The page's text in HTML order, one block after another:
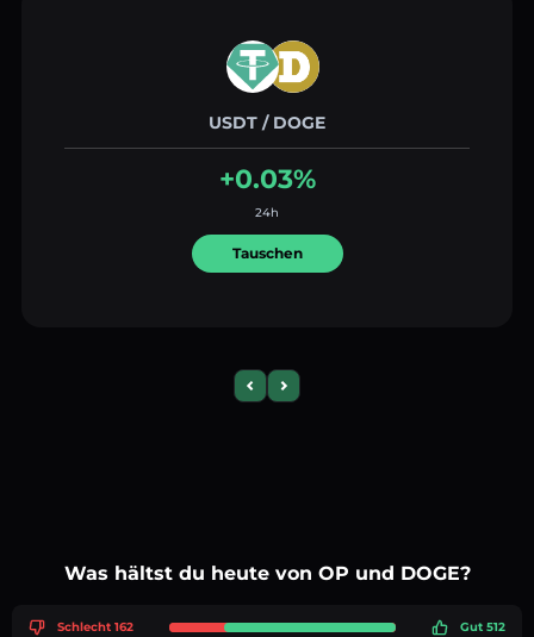
USDT / DOGE
+0.03%
24h
Tauschen
Previous slide
Next slide
Was hältst du heute von OP und DOGE?
Schlecht 162 Gut 512